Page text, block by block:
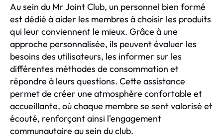
Au sein du Mr Joint Club, un personnel bien formé
est dédié à aider les membres à choisir les produits
qui leur conviennent le mieux. Grâce à une
approche personnalisée, ils peuvent évaluer les
besoins des utilisateurs, les informer sur les
différentes méthodes de consommation et
répondre à leurs questions. Cette assistance
permet de créer une atmosphère confortable et
accueillante, où chaque membre se sent valorisé et
écouté, renforçant ainsi l'engagement
communautaire au sein du club.